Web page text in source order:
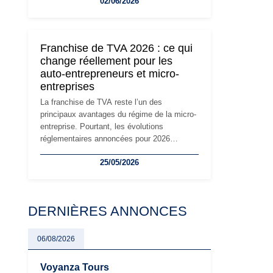
réglementaire plus exigeant. Décryptage des
principaux changements et des précautions
à prendre pour éviter les mauvaises
surprises.
Franchise de TVA 2026 : ce qui
change réellement pour les
auto-entrepreneurs et micro-
entreprises
La franchise de TVA reste l’un des
principaux avantages du régime de la micro-
entreprise. Pourtant, les évolutions
réglementaires annoncées pour 2026
les auto-entrepreneurs, artisans et
évoluent dans un contexte de contrôle
oblige les indépendants à rester
particulièrement vigilants.
25/05/2026
DERNIÈRES ANNONCES
06/08/2026
Voyanza Tours